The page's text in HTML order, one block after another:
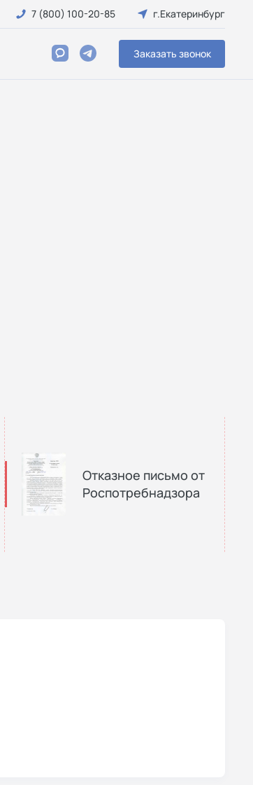
7 (800) 100-20-85 г.Екатеринбург
Заказать звонок
Отказное письмо от
Роспотребнадзора